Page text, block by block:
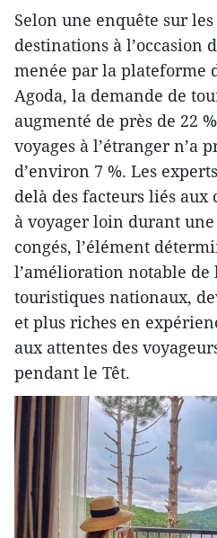
Selon une enquête sur
destinations à l’occasion
menée par la plateforme
Agoda, la demande de
augmenté de près de 22
voyages à l’étranger n’a
d’environ 7 %. Les
delà des facteurs liés aux
à voyager loin durant
congés, l’élément
l’amélioration notable
touristiques nationaux,
et plus riches en
aux attentes des
pendant le Têt.